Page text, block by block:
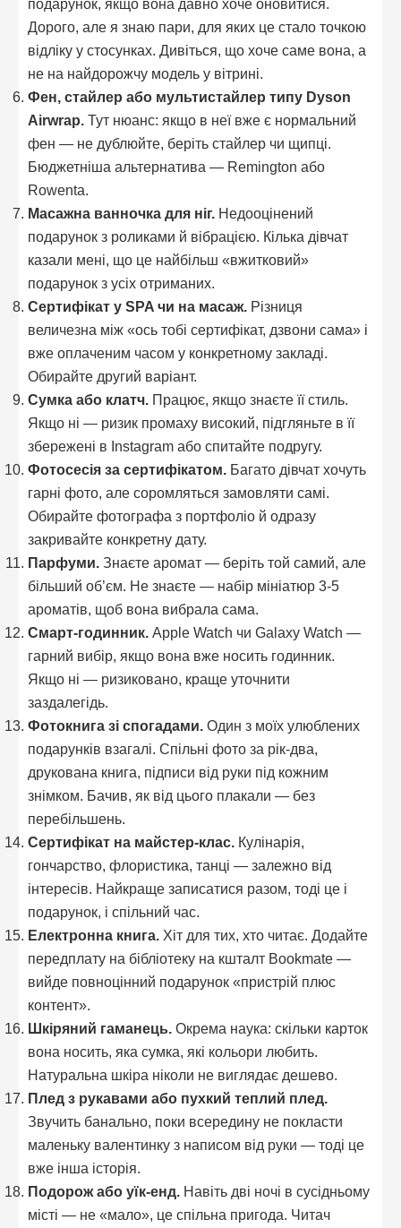
подарунок, якщо вона давно хоче оновитися.
Дорого, але я знаю пари, для яких це стало точкою
відліку у стосунках. Дивіться, що хоче саме вона, а
не на найдорожчу модель у вітрині.
Фен, стайлер або мультистайлер типу Dyson
Airwrap. Тут нюанс: якщо в неї вже є нормальний
фен — не дублюйте, беріть стайлер чи щипці.
Бюджетніша альтернатива — Remington або
Rowenta.
Масажна ванночка для ніг. Недооцінений
подарунок з роликами й вібрацією. Кілька дівчат
казали мені, що це найбільш «вжитковий»
подарунок з усіх отриманих.
Сертифікат у SPA чи на масаж. Різниця
величезна між «ось тобі сертифікат, дзвони сама» і
вже оплаченим часом у конкретному закладі.
Обирайте другий варіант.
Сумка або клатч. Працює, якщо знаєте її стиль.
Якщо ні — ризик промаху високий, підгляньте в її
збережені в Instagram або спитайте подругу.
Фотосесія за сертифікатом. Багато дівчат хочуть
гарні фото, але соромляться замовляти самі.
Обирайте фотографа з портфоліо й одразу
закривайте конкретну дату.
Парфуми. Знаєте аромат — беріть той самий, але
більший об’єм. Не знаєте — набір мініатюр 3-5
ароматів, щоб вона вибрала сама.
Смарт-годинник. Apple Watch чи Galaxy Watch —
гарний вибір, якщо вона вже носить годинник.
Якщо ні — ризиковано, краще уточнити
заздалегідь.
Фотокнига зі спогадами. Один з моїх улюблених
подарунків взагалі. Спільні фото за рік-два,
друкована книга, підписи від руки під кожним
знімком. Бачив, як від цього плакали — без
перебільшень.
Сертифікат на майстер-клас. Кулінарія,
гончарство, флористика, танці — залежно від
інтересів. Найкраще записатися разом, тоді це і
подарунок, і спільний час.
Електронна книга. Хіт для тих, хто читає. Додайте
передплату на бібліотеку на кшталт Bookmate —
вийде повноцінний подарунок «пристрій плюс
контент».
Шкіряний гаманець. Окрема наука: скільки карток
вона носить, яка сумка, які кольори любить.
Натуральна шкіра ніколи не виглядає дешево.
Плед з рукавами або пухкий теплий плед.
Звучить банально, поки всередину не покласти
маленьку валентинку з написом від руки — тоді це
вже інша історія.
Подорож або уїк-енд. Навіть дві ночі в сусідньому
місті — не «мало», це спільна пригода. Читач